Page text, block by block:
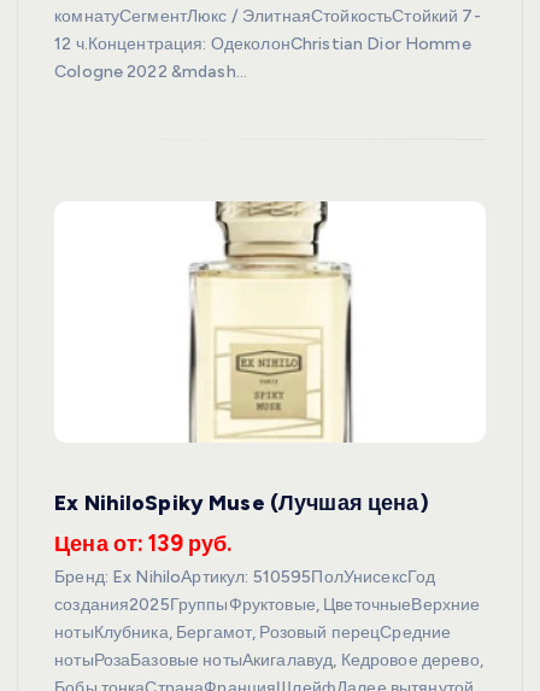
комнатуСегментЛюкс / ЭлитнаяСтойкостьСтойкий 7-
12 ч.Концентрация: ОдеколонChristian Dior Homme
Cologne 2022 &mdash…
Ex NihiloSpiky Muse (Лучшая цена)
Цена от: 139 руб.
Бренд: Ex NihiloАртикул: 510595ПолУнисексГод
создания2025ГруппыФруктовые, ЦветочныеВерхние
нотыКлубника, Бергамот, Розовый перецСредние
нотыРозаБазовые нотыАкигалавуд, Кедровое дерево,